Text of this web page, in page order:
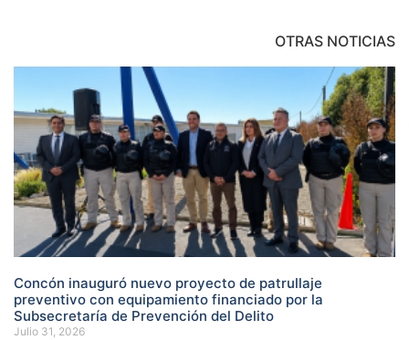
OTRAS NOTICIAS
Concón inauguró nuevo proyecto de patrullaje
preventivo con equipamiento financiado por la
Subsecretaría de Prevención del Delito
Julio 31, 2026